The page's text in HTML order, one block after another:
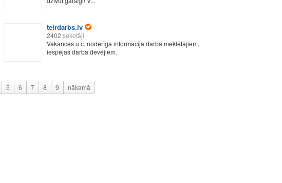
teirdarbs.lv
2402 sekotāji
Vakances u.c. noderīga informācija darba meklētājiem,
iespējas darba devējiem.
5 6 7 8 9 nākamā